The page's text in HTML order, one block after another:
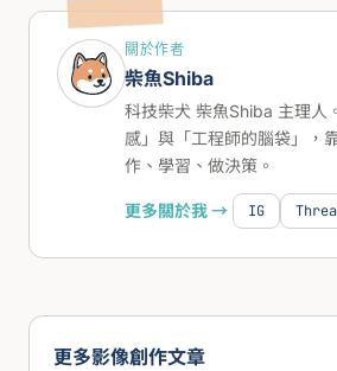
關於作者
柴魚Shiba
科技柴犬 柴魚Shiba 主理人
感」與「工程師的腦袋」，
作、學習、做決策。
更多關於我 → IG
更多影像創作文章